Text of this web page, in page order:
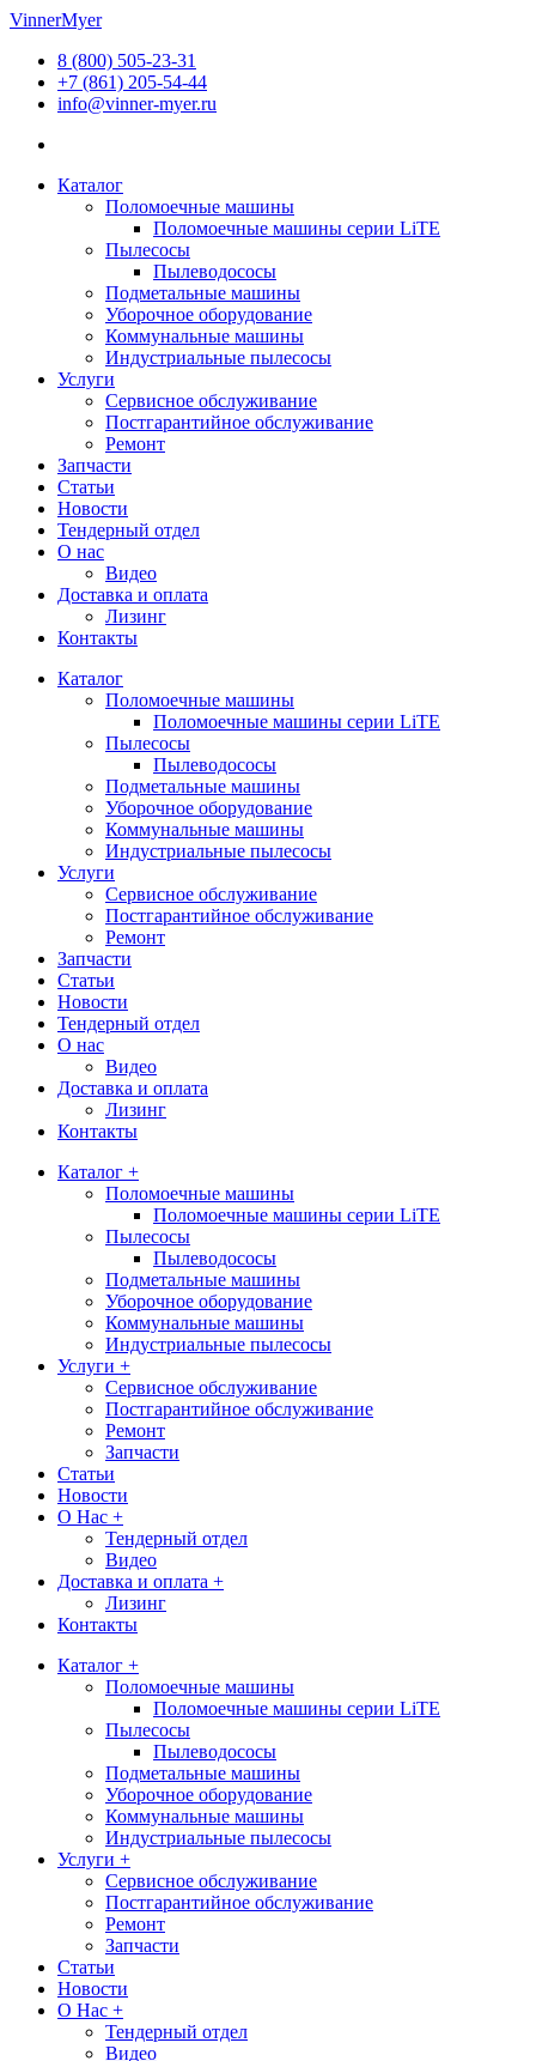
Перейти
содержимому
VinnerMyer
8 (800) 505-23-31
+7 (861) 205-54-44
info@vinner-myer.ru
Каталог
Поломоечные машины
Поломоечные машины серии LiTE
Пылесосы
Пылеводососы
Подметальные машины
Уборочное оборудование
Коммунальные машины
Индустриальные пылесосы
Услуги
Сервисное обслуживание
Постгарантийное обслуживание
Ремонт
Запчасти
Статьи
Новости
Тендерный отдел
О нас
Видео
Доставка и оплата
Лизинг
Контакты
Каталог
Поломоечные машины
Поломоечные машины серии LiTE
Пылесосы
Пылеводососы
Подметальные машины
Уборочное оборудование
Коммунальные машины
Индустриальные пылесосы
Услуги
Сервисное обслуживание
Постгарантийное обслуживание
Ремонт
Запчасти
Статьи
Новости
Тендерный отдел
О нас
Видео
Доставка и оплата
Лизинг
Контакты
Каталог +
Поломоечные машины
Поломоечные машины серии LiTE
Пылесосы
Пылеводососы
Подметальные машины
Уборочное оборудование
Коммунальные машины
Индустриальные пылесосы
Услуги +
Сервисное обслуживание
Постгарантийное обслуживание
Ремонт
Запчасти
Статьи
Новости
О Нас +
Тендерный отдел
Видео
Доставка и оплата +
Лизинг
Контакты
Каталог +
Поломоечные машины
Поломоечные машины серии LiTE
Пылесосы
Пылеводососы
Подметальные машины
Уборочное оборудование
Коммунальные машины
Индустриальные пылесосы
Услуги +
Сервисное обслуживание
Постгарантийное обслуживание
Ремонт
Запчасти
Статьи
Новости
О Нас +
Тендерный отдел
Видео